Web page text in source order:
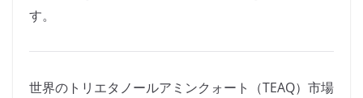
す。
世界のトリエタノールアミンクォート（TEAQ）市場